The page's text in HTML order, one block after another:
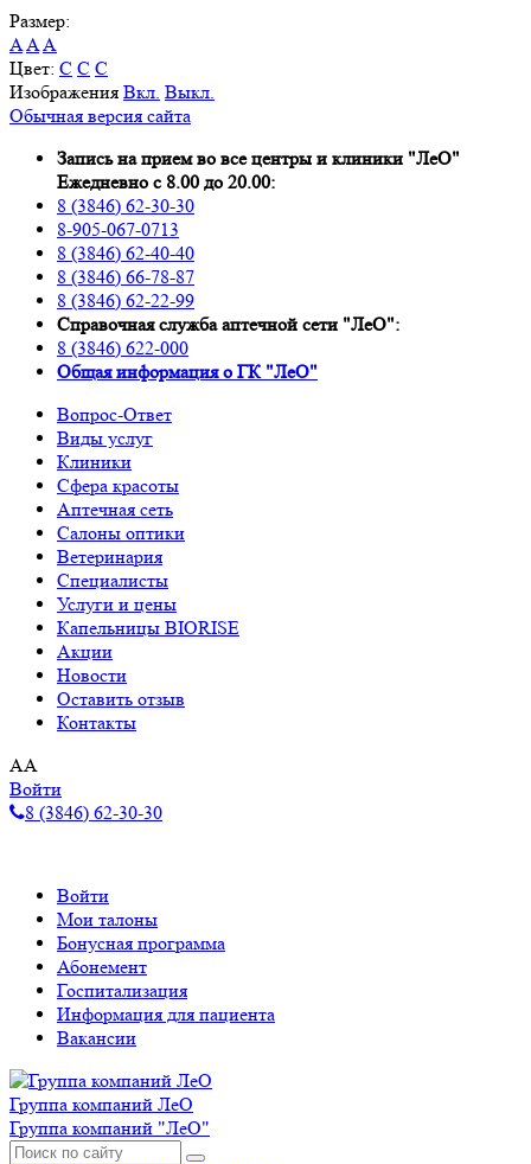
Размер:
AAA
Цвет: C C C
Изображения Вкл. Выкл.
Обычная версия сайта
Запись на прием во все центры и клиники "ЛеО"
Ежедневно с 8.00 до 20.00:
8 (3846) 62-30-30
8-905-067-0713
8 (3846) 62-40-40
8 (3846) 66-78-87
8 (3846) 62-22-99
Справочная служба аптечной сети "ЛеО":
8 (3846) 622-000
Oбщая информация о ГК "ЛеО"
Вопрос-Ответ
Виды услуг
Клиники
Сфера красоты
Аптечная сеть
Салоны оптики
Ветеринария
Специалисты
Услуги и цены
Капельницы BIORISE
Акции
Новости
Оставить отзыв
Контакты
AA
Войти
8 (3846) 62-30-30
Войти
Мои талоны
Бонусная программа
Абонемент
Госпитализация
Информация для пациента
Вакансии
Группа компаний ЛеО
Группа компаний "ЛеО"